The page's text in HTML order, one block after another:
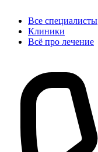
Все специалисты
Клиники
Всё про лечение